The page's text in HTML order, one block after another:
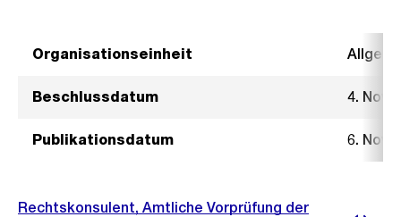
Organisationseinheit
Beschlussdatum 4.
Publikationsdatum 6.
Rechtskonsulent, Amtliche Vorprüfung der